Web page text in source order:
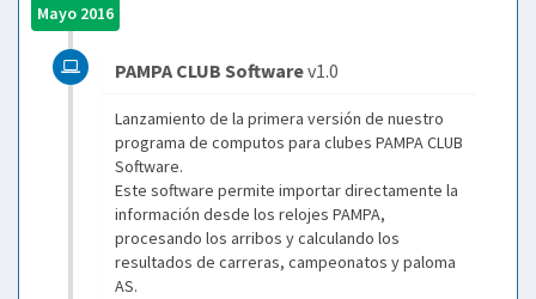
Mayo 2016
PAMPA CLUB Softwarev1.0
Lanzamiento de la primera versión de nuestro
programa de computos para clubes PAMPA CLUB
Software.
Este software permite importar directamente la
información desde los relojes PAMPA,
procesando los arribos y calculando los
resultados de carreras, campeonatos y paloma
AS.